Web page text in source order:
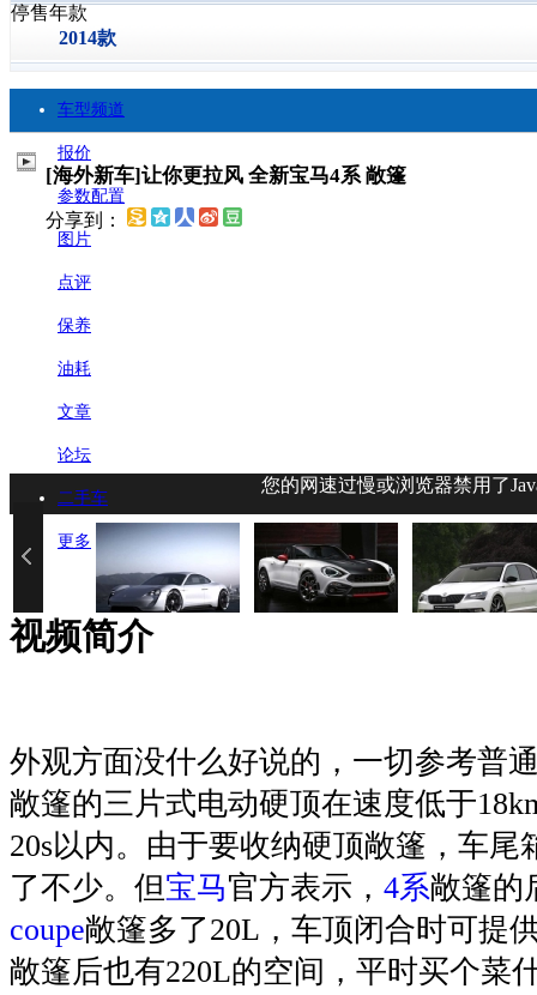
停售年款
2014款
车型频道
报价
参数配置
图片
点评
保养
油耗
文章
论坛
二手车
更多
[海外新车]让你更拉风 全新宝马4系 敞篷
分享到：
您的网速过慢或浏览器禁用了
视频简介
外观方面没什么好说的，一切参考普
敞篷的三片式电动硬顶在速度低于
20s以内。由于要收纳硬顶敞篷，车尾
了不少。但宝马官方表示， 4系敞篷的
coupe敞篷多了20L，车顶闭合时可提
敞篷后也有220L的空间，平时买个菜